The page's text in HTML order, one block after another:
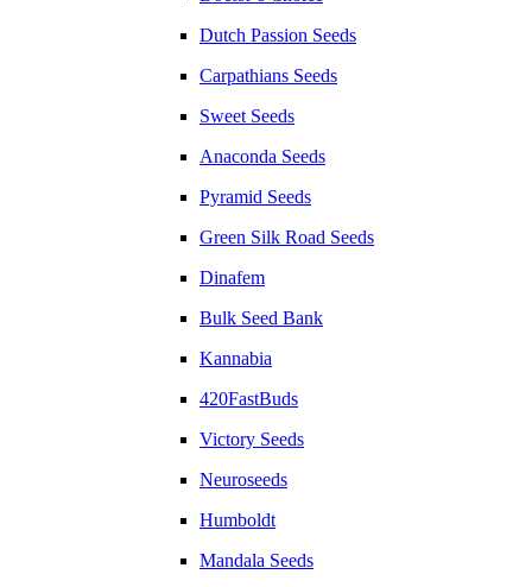
Dutch Passion Seeds
Carpathians Seeds
Sweet Seeds
Anaconda Seeds
Pyramid Seeds
Green Silk Road Seeds
Dinafem
Bulk Seed Bank
Kannabia
420FastBuds
Victory Seeds
Neuroseeds
Humboldt
Mandala Seeds